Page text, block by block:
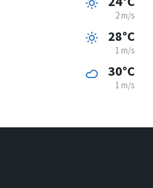
2 m/s
28°C
1 m/s
30°C
1 m/s